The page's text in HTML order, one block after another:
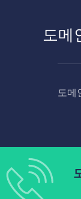
도메
도메